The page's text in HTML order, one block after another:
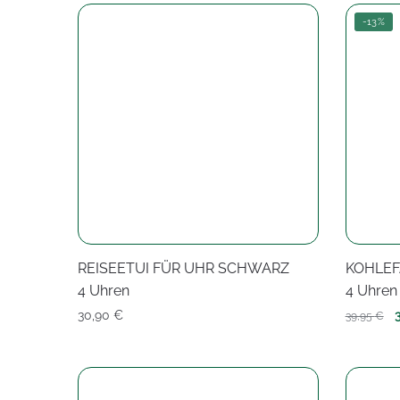
REISEETUI FÜR UHR SCHWARZ
4 Uhren
30,90 €
-13%
4 Uhren
39,95€